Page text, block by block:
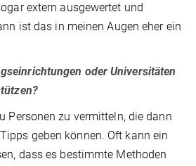
extern ausgewertet und
ist das in meinen Augen eher ein
oder Universitäten
Personen zu vermitteln, die dann
geben können. Oft kann ein
dass es bestimmte Methoden